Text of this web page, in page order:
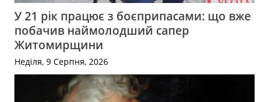
У 21 рік працює з боєприпасами: що вже
побачив наймолодший сапер
Житомирщини
Неділя, 9 Серпня, 2026